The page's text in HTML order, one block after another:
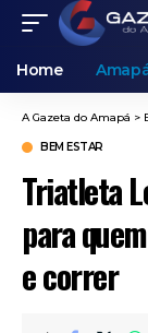
Home
A Gazeta do Amapá >
BEM ESTAR
Triatleta
para
e correr